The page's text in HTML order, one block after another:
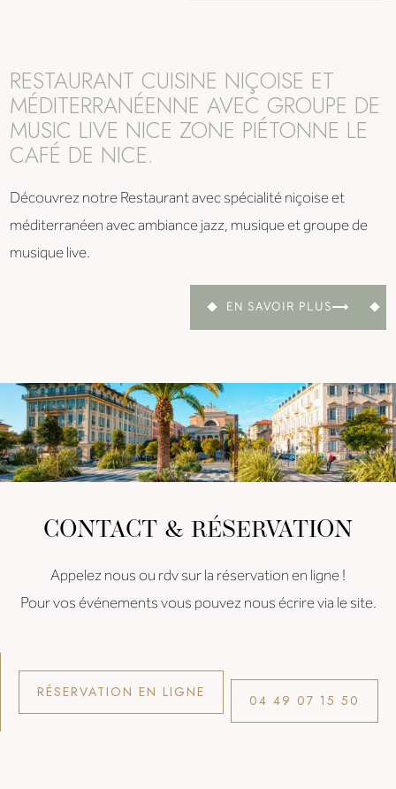
RESTAURANT CUISINE NIÇOISE ET
MÉDITERRANÉENNE AVEC GROUPE DE
MUSIC LIVE NICE ZONE PIÉTONNE LE
CAFÉ DE NICE.
Découvrez notre Restaurant avec spécialité niçoise et
méditerranéen avec ambiance jazz, musique et groupe de
musique live.
EN SAVOIR PLUS
CONTACT & RÉSERVATION
Appelez nous ou rdv sur la réservation en ligne !
Pour vos événements vous pouvez nous écrire via le site.
RÉSERVATION EN LIGNE 04 49 07 15 50